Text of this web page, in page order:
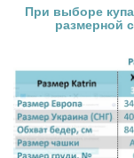
При выборе
размерной